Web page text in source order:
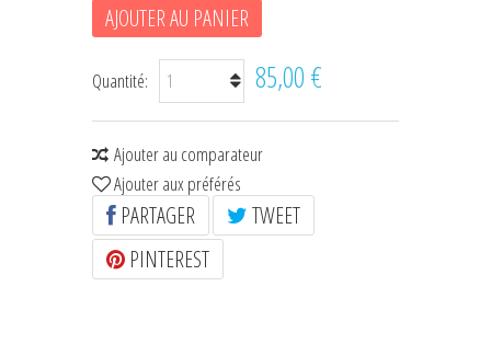
CHÈQUES CADEAU
AJOUTER AU PANIER
Quantité: 85,00 €
Ajouter au comparateur
Ajouter aux préférés
PARTAGER
TWEET
PINTEREST